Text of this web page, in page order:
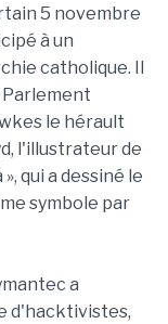
5 novembre
à un
catholique. Il
le hérault
l'illustrateur de
qui a dessiné le
symbole par
a
d'hacktivistes,